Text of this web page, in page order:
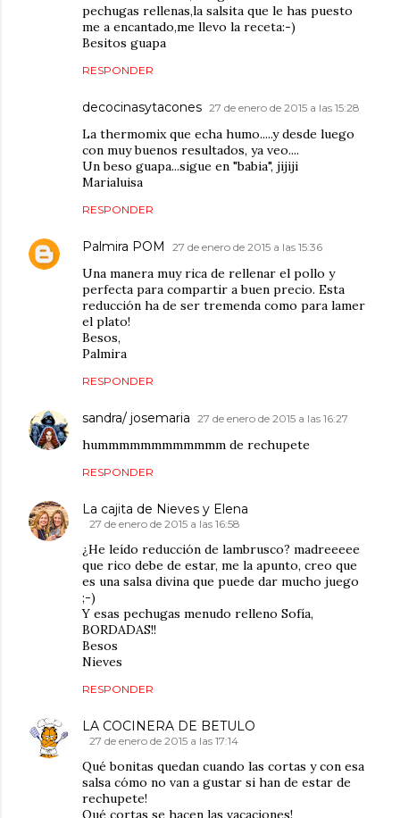
pechugas rellenas,la salsita que le has puesto
me a encantado,me llevo la receta:-)
Besitos guapa
RESPONDER
decocinasytacones 27 de enero de 2015 a las 15:28
La thermomix que echa humo.....y desde luego
con muy buenos resultados, ya veo....
Un beso guapa...sigue en "babia", jijiji
Marialuisa
RESPONDER
Palmira POM 27 de enero de 2015 a las 15:36
Una manera muy rica de rellenar el pollo y
perfecta para compartir a buen precio. Esta
reducción ha de ser tremenda como para lamer
el plato!
Besos,
Palmira
RESPONDER
sandra/ josemaria 27 de enero de 2015 a las 16:27
hummmmmmmmmmmm de rechupete
RESPONDER
La cajita de Nieves y Elena
27 de enero de 2015 a las 16:58
¿He leído reducción de lambrusco? madreeeee
que rico debe de estar, me la apunto, creo que
es una salsa divina que puede dar mucho juego
;-)
Y esas pechugas menudo relleno Sofía,
BORDADAS!!
Besos
Nieves
RESPONDER
LA COCINERA DE BETULO
27 de enero de 2015 a las 17:14
Qué bonitas quedan cuando las cortas y con esa
salsa cómo no van a gustar si han de estar de
rechupete!
Qué cortas se hacen las vacaciones!